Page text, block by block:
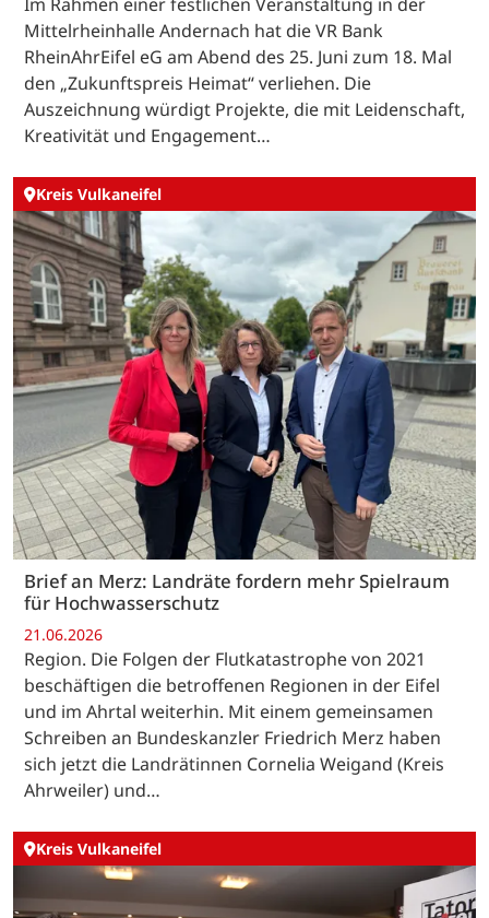
Mittelrheinhalle Andernach hat die VR Bank
RheinAhrEifel eG am Abend des 25. Juni zum 18. Mal
den „Zukunftspreis Heimat“ verliehen. Die
Auszeichnung würdigt Projekte, die mit Leidenschaft,
Kreativität und Engagement…
Kreis Vulkaneifel
Brief an Merz: Landräte fordern mehr Spielraum
für Hochwasserschutz
21.06.2026
Region. Die Folgen der Flutkatastrophe von 2021
beschäftigen die betroffenen Regionen in der Eifel
und im Ahrtal weiterhin. Mit einem gemeinsamen
Schreiben an Bundeskanzler Friedrich Merz haben
sich jetzt die Landrätinnen Cornelia Weigand (Kreis
Ahrweiler) und…
Kreis Vulkaneifel